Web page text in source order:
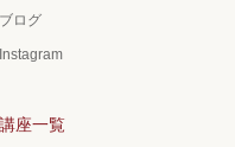
ブログ
Instagram
講座一覧